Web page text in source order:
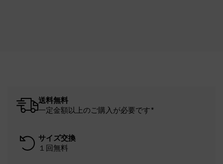
送料無料
一定金額以上のご購入が必要です*
サイズ交換
１回無料